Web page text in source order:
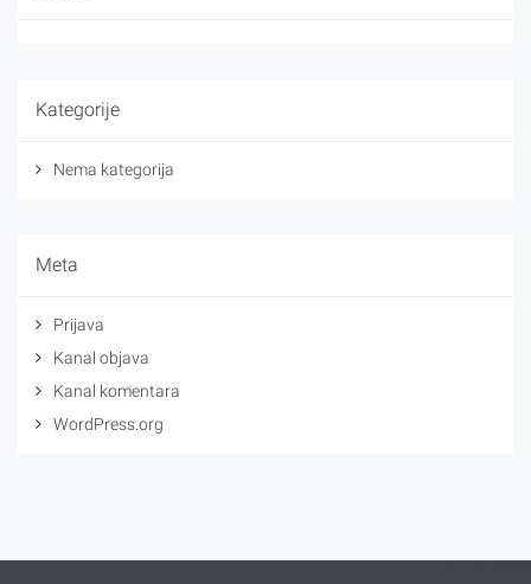
Kategorije
Nema kategorija
Meta
Prijava
Kanal objava
Kanal komentara
WordPress.org